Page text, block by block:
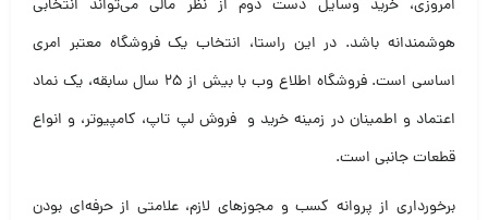
امروزی، خرید وسایل دست دوم از نظر مالی می‌تواند انتخابی
هوشمندانه باشد. در این راستا، انتخاب یک فروشگاه معتبر امری
اساسی است. فروشگاه اطلاع وب با بیش از ۲۵ سال سابقه، یک نماد
اعتماد و اطمینان در زمینه خرید و فروش لپ تاپ، کامپیوتر، و انواع
قطعات جانبی است.
برخورداری از پروانه کسب و مجوزهای لازم، علامتی از حرفه‌ای بودن